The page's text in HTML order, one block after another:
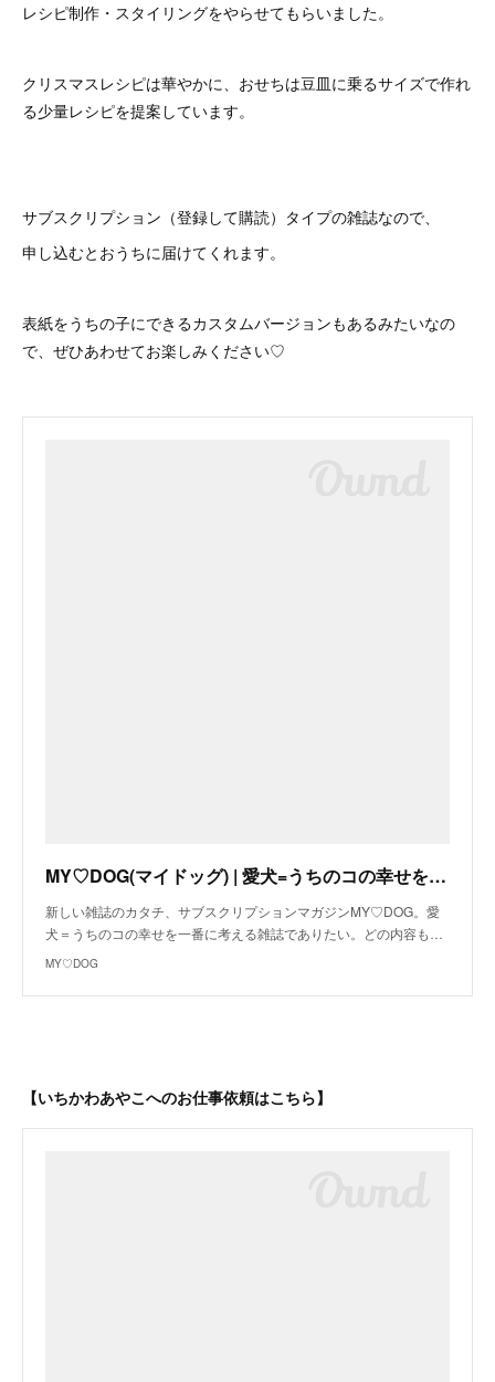
レシピ制作・スタイリングをやらせてもらいました。
クリスマスレシピは華やかに、おせちは豆皿に乗るサイズで作れ
る少量レシピを提案しています。
サブスクリプション（登録して購読）タイプの雑誌なので、
申し込むとおうちに届けてくれます。
表紙をうちの子にできるカスタムバージョンもあるみたいなの
で、ぜひあわせてお楽しみください♡
MY♡DOG(マイドッグ) | 愛犬=うちのコの幸せを一番に考える雑誌 | PECO
新しい雑誌のカタチ、サブスクリプションマガジンMY♡DOG。愛
犬＝うちのコの幸せを一番に考える雑誌でありたい。どの内容も…
MY♡DOG
【いちかわあやこへのお仕事依頼はこちら】